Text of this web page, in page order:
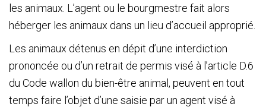
les animaux. L’agent ou le bourgmestre fait alors
héberger les animaux dans un lieu d’accueil approprié.
Les animaux détenus en dépit d’une interdiction
prononcée ou d’un retrait de permis visé à l’article D.6
du Code wallon du bien-être animal, peuvent en tout
temps faire l’objet d’une saisie par un agent visé à